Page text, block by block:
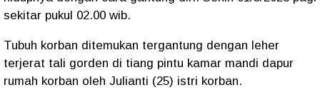
sekitar pukul 02.00 wib.
Tubuh korban ditemukan tergantung dengan leher
terjerat tali gorden di tiang pintu kamar mandi dapur
rumah korban oleh Julianti (25) istri korban.